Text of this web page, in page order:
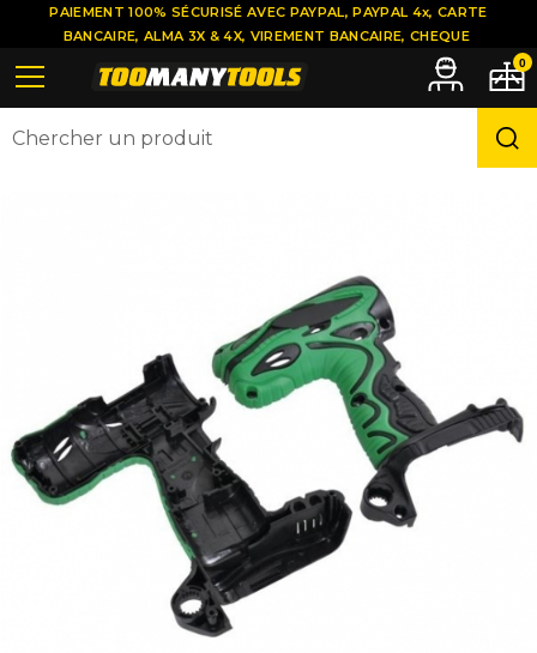
PAIEMENT 100% SÉCURISÉ AVEC PAYPAL, PAYPAL 4x, CARTE
BANCAIRE, ALMA 3X & 4X, VIREMENT BANCAIRE, CHEQUE
0